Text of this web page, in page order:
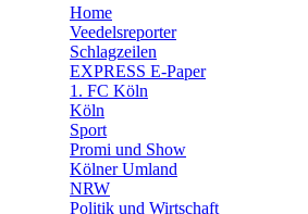
🧩 Spiele
Home
Veedelsreporter
Schlagzeilen
EXPRESS E-Paper
1. FC Köln
Köln
Sport
Promi und Show
Kölner Umland
NRW
Politik und Wirtschaft